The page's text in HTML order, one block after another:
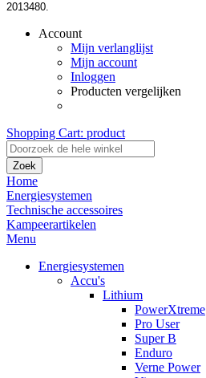
2013480.
Account
Mijn verlanglijst
Mijn account
Inloggen
Producten vergelijken
Shopping Cart: product
Zoek
Home
Energiesystemen
Technische accessoires
Kampeerartikelen
Menu
Energiesystemen
Accu's
Lithium
PowerXtreme
Pro User
Super B
Enduro
Verne Power